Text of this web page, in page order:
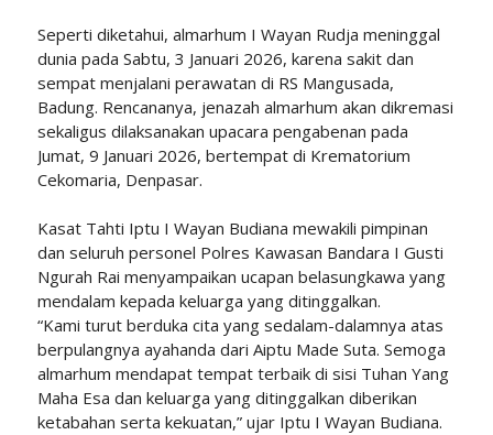
Seperti diketahui, almarhum I Wayan Rudja meninggal
dunia pada Sabtu, 3 Januari 2026, karena sakit dan
sempat menjalani perawatan di RS Mangusada,
Badung. Rencananya, jenazah almarhum akan dikremasi
sekaligus dilaksanakan upacara pengabenan pada
Jumat, 9 Januari 2026, bertempat di Krematorium
Cekomaria, Denpasar.
Kasat Tahti Iptu I Wayan Budiana mewakili pimpinan
dan seluruh personel Polres Kawasan Bandara I Gusti
Ngurah Rai menyampaikan ucapan belasungkawa yang
mendalam kepada keluarga yang ditinggalkan.
“Kami turut berduka cita yang sedalam-dalamnya atas
berpulangnya ayahanda dari Aiptu Made Suta. Semoga
almarhum mendapat tempat terbaik di sisi Tuhan Yang
Maha Esa dan keluarga yang ditinggalkan diberikan
ketabahan serta kekuatan,” ujar Iptu I Wayan Budiana.